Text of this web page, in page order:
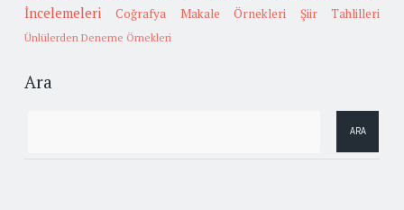
İncelemeleri
Coğrafya Makale Örnekleri Şiir Tahlilleri
Ünlülerden Deneme Örnekleri
Ara